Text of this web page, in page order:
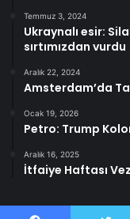
Temmuz 3, 2024
Ukraynalı esir:
sırtımızdan vurdu
Aralık 22, 2024
Amsterdam’da
Ocak 19, 2026
Petro: Trump
Aralık 16, 2025
İtfaiye Haftası